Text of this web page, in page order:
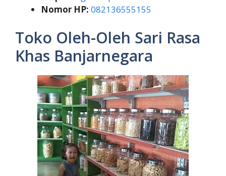
Nomor HP: 082136555155
Toko Oleh-Oleh Sari Rasa
Khas Banjarnegara